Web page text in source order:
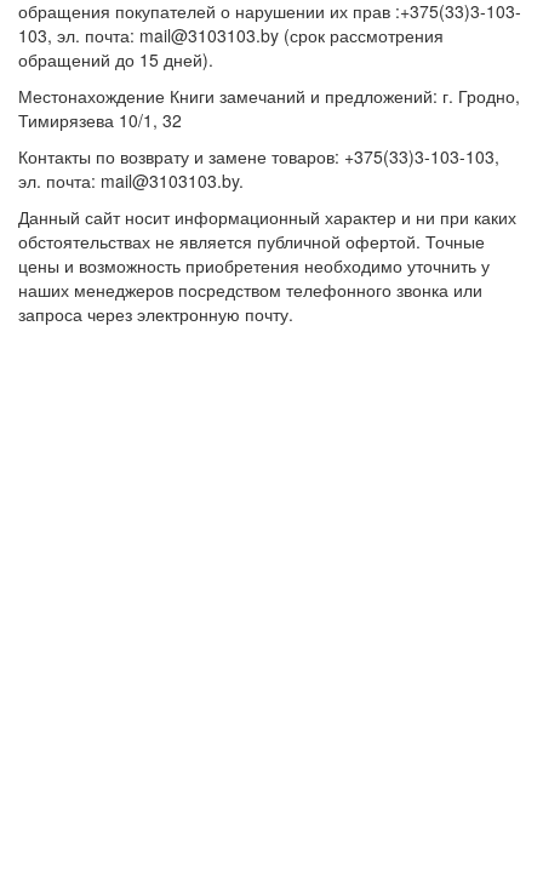
обращения покупателей о нарушении их прав :+375(33)3-103-
103, эл. почта: mail@3103103.by (срок рассмотрения
обращений до 15 дней).
Местонахождение Книги замечаний и предложений: г. Гродно,
Тимирязева 10/1, 32
Контакты по возврату и замене товаров: +375(33)3-103-103,
эл. почта: mail@3103103.by.
Данный сайт носит информационный характер и ни при каких
обстоятельствах не является публичной офертой. Точные
цены и возможность приобретения необходимо уточнить у
наших менеджеров посредством телефонного звонка или
запроса через электронную почту.